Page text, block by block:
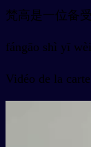
梵高是一位备
fángāo shì yī
Vidéo de la carte